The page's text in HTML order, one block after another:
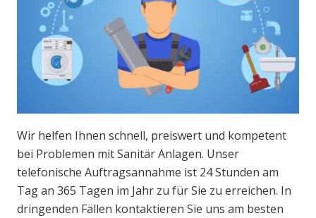
Wir helfen Ihnen schnell, preiswert und kompetent
bei Problemen mit Sanitär Anlagen. Unser
telefonische Auftragsannahme ist 24 Stunden am
Tag an 365 Tagen im Jahr zu für Sie zu erreichen. In
dringenden Fällen kontaktieren Sie uns am besten